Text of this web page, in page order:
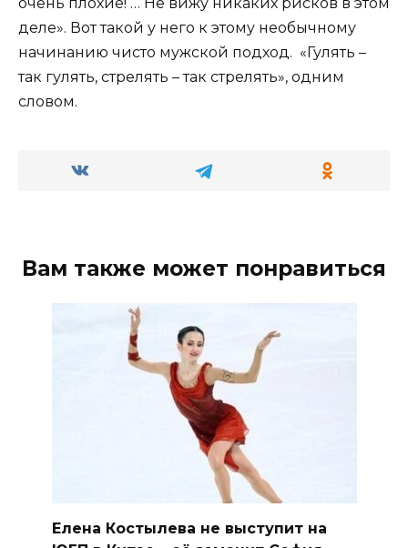
деле». Вот такой у него к этому необычному
начинанию чисто мужской подход. «Гулять –
так гулять, стрелять – так стрелять», одним
словом.
Вам также может понравиться
Елена Костылева не выступит на